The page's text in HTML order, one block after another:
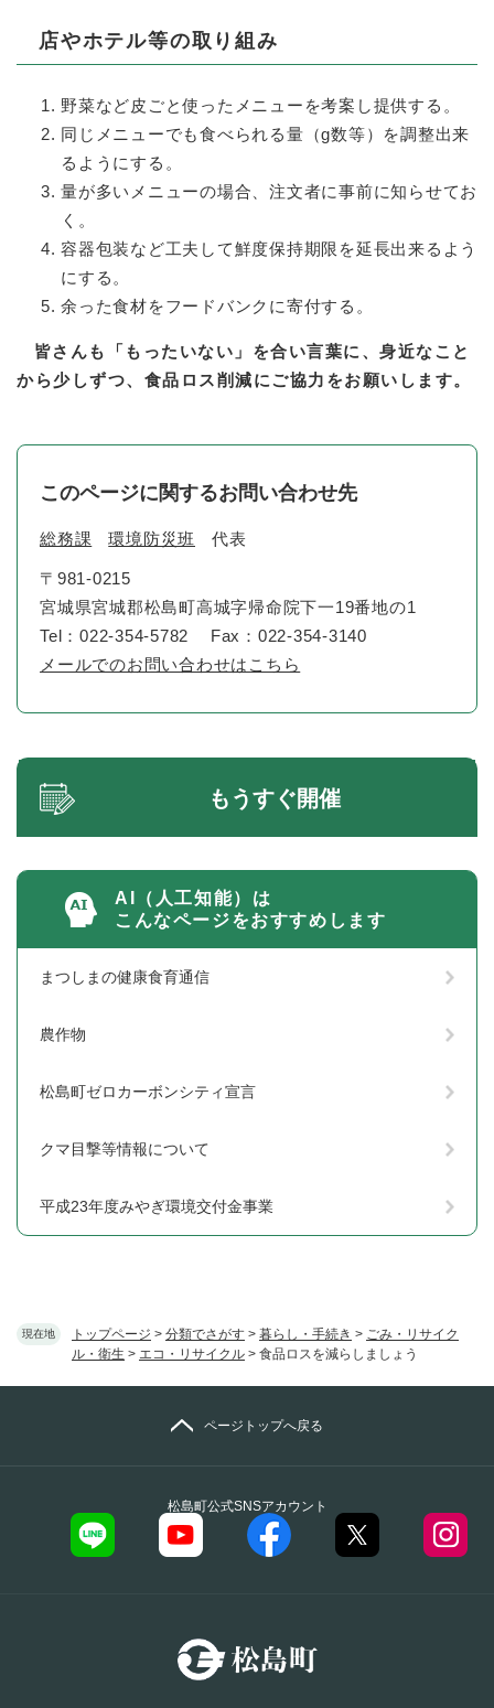
現在地 トップページ > 分類でさがす > 暮らし・手続き > ごみ・リサイク
ル・衛生 > エコ・リサイクル > 食品ロスを減らしましょう
店やホテル等の取り組み
野菜など皮ごと使ったメニューを考案し提供する。
同じメニューでも食べられる量（g数等）を調整出来
るようにする。
量が多いメニューの場合、注文者に事前に知らせてお
く。
容器包装など工夫して鮮度保持期限を延長出来るよう
にする。
余った食材をフードバンクに寄付する。
皆さんも「もったいない」を合い言葉に、身近なこと
から少しずつ、食品ロス削減にご協力をお願いします。
このページに関するお問い合わせ先
総務課 環境防災班 代表
〒981-0215
宮城県宮城郡松島町高城字帰命院下一19番地の1
Tel：022-354-5782
Fax：022-354-3140
メールでのお問い合わせはこちら
もうすぐ開催
AI（人工知能）は
こんなページをおすすめします
まつしまの健康食育通信
農作物
松島町ゼロカーボンシティ宣言
クマ目撃等情報について
平成23年度みやぎ環境交付金事業
松島町公式SNSアカウント
ページトップへ戻る